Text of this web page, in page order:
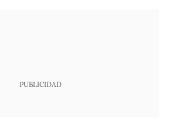
PUBLICIDAD